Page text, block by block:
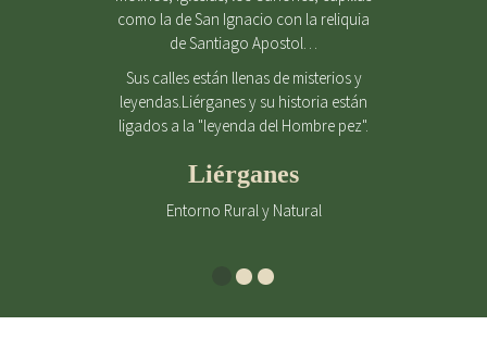
como la de San Ignacio con la reliquia
de Santiago Apostol…
Sus calles están llenas de misterios y
leyendas.Liérganes y su historia están
ligados a la "leyenda del Hombre pez".
Liérganes
Entorno Rural y Natural